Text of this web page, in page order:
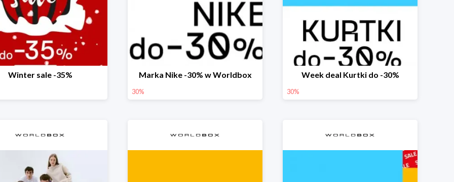
Winter sale -35% Marka Nike -30% w Worldbox
30%
Week deal Kurtki do -30%
30%